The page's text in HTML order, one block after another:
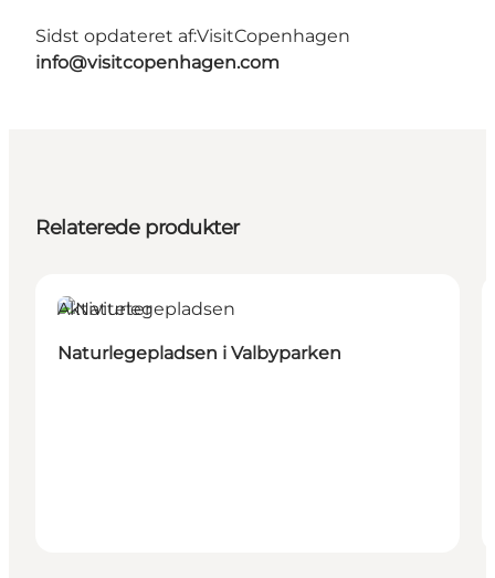
Sidst opdateret af:VisitCopenhagen
info@visitcopenhagen.com
Relaterede produkter
Aktiviteter
Naturlegepladsen i Valbyparken